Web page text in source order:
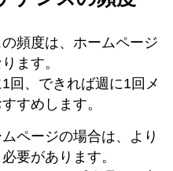
頻度は、ホームページ
ます。
回、できれば週に1回メ
すめします。
ページの場合は、より
要があります。